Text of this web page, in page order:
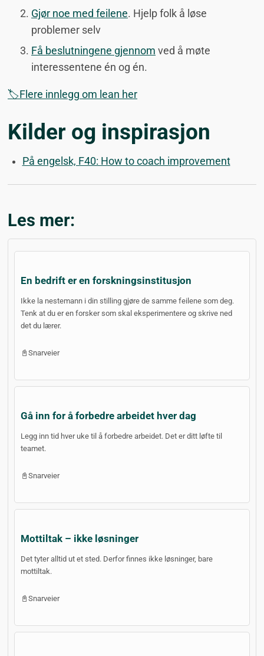
Gjør noe med feilene. Hjelp folk å løse
problemer selv
Få beslutningene gjennom ved å møte
interessentene én og én.
🏷️Flere innlegg om lean her
Kilder og inspirasjon
På engelsk, F40: How to coach improvement
Les mer:
En bedrift er en forskningsinstitusjon
Ikke la nestemann i din stilling gjøre de samme feilene som deg.
Tenk at du er en forsker som skal eksperimentere og skrive ned
det du lærer.
📓Snarveier
Gå inn for å forbedre arbeidet hver dag
Legg inn tid hver uke til å forbedre arbeidet. Det er ditt løfte til
teamet.
📓Snarveier
Mottiltak – ikke løsninger
Det tyter alltid ut et sted. Derfor finnes ikke løsninger, bare
mottiltak.
📓Snarveier